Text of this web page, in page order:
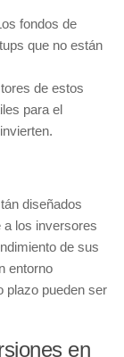
fondos de
que no están
de estos
para el
diseñados
a los inversores
de sus
entorno
plazo pueden ser
en